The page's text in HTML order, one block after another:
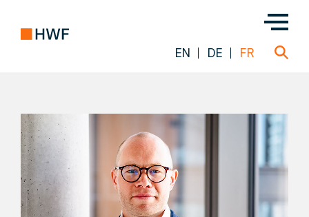
Transactions
À propos de nous
Notre équipe
EN DE FR